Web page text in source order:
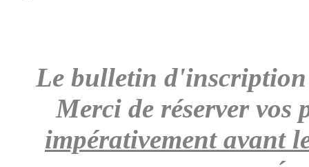
Le bulletin
Merci de réserver vos
impérativement avant